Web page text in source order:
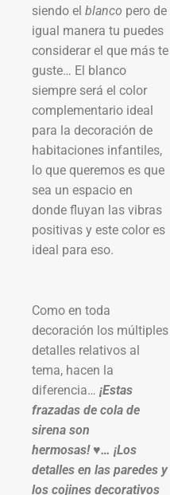
siendo el blanco pero de
igual manera tu puedes
considerar el que más te
guste… El blanco
siempre será el color
complementario ideal
para la decoración de
habitaciones infantiles,
lo que queremos es que
sea un espacio en
donde fluyan las vibras
positivas y este color es
ideal para eso.
Como en toda
decoración los múltiples
detalles relativos al
tema, hacen la
diferencia… ¡Estas
frazadas de cola de
sirena son
hermosas! ♥… ¡Los
detalles en las paredes y
los cojines decorativos